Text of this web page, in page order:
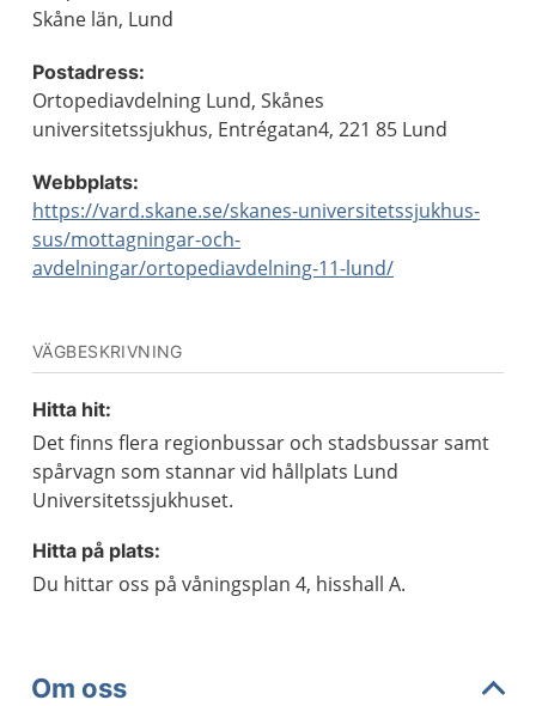
Skåne län, Lund
Postadress:
Ortopediavdelning Lund, Skånes
universitetssjukhus, Entrégatan4, 221 85 Lund
Webbplats:
https://vard.skane.se/skanes-universitetssjukhus-
sus/mottagningar-och-
avdelningar/ortopediavdelning-11-lund/
VÄGBESKRIVNING
Hitta hit:
Det finns flera regionbussar och stadsbussar samt
spårvagn som stannar vid hållplats Lund
Universitetssjukhuset.
Hitta på plats:
Du hittar oss på våningsplan 4, hisshall A.
Om oss